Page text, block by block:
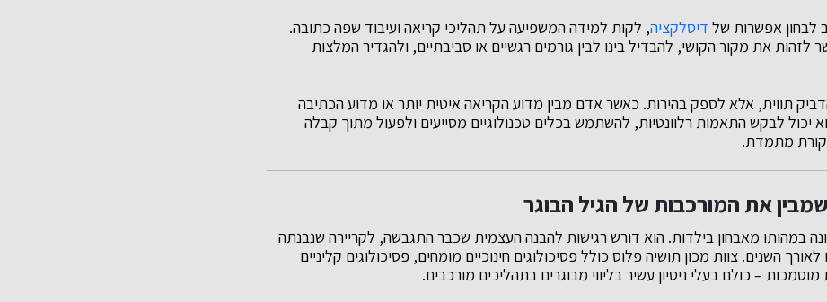
לבחון אפשרות של דיסלקציה, לקות למידה המשפיעה על תהליכי קריאה ועיבוד שפה כתובה.
לזהות את מקור הקושי, להבדיל בינו לבין גורמים רגשיים או סביבתיים, ולהגדיר המלצות
תווית, אלא לספק בהירות. כאשר אדם מבין מדוע הקריאה איטית יותר או מדוע הכתיבה
יכול לבקש התאמות רלוונטיות, להשתמש בכלים טכנולוגיים מסייעים ולפעול מתוך קבלה
מתמדת.
את המורכבות של הגיל הבוגר
במהותו מאבחון בילדות. הוא דורש רגישות להבנה העצמית שכבר התגבשה, לקריירה שנבנתה
השנים. צוות מכון תושיה פלוס כולל פסיכולוגים חינוכיים מומחים, פסיכולוגים קליניים
– כולם בעלי ניסיון עשיר בליווי מבוגרים בתהליכים מורכבים.